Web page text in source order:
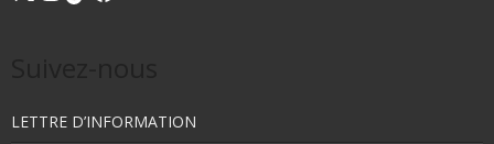
LETTRE D’INFORMATION